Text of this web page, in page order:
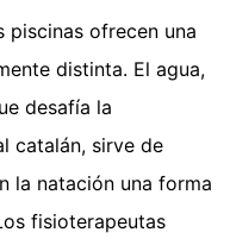
piscinas ofrecen una
distinta. El agua,
desafía la
catalán, sirve de
la natación una forma
fisioterapeutas